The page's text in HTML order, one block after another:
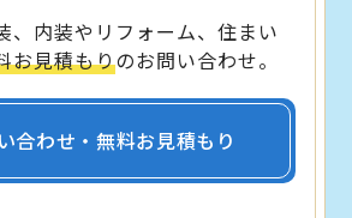
、内装やリフォーム、住まい
お見積もりのお問い合わせ。
合わせ・無料お見積もり